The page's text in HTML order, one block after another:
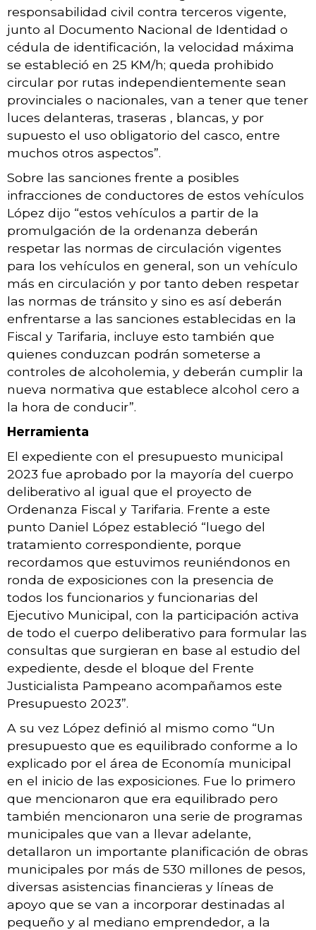
responsabilidad civil contra terceros vigente,
junto al Documento Nacional de Identidad o
cédula de identificación, la velocidad máxima
se estableció en 25 KM/h; queda prohibido
circular por rutas independientemente sean
provinciales o nacionales, van a tener que tener
luces delanteras, traseras , blancas, y por
supuesto el uso obligatorio del casco, entre
muchos otros aspectos”.
Sobre las sanciones frente a posibles
infracciones de conductores de estos vehículos
López dijo “estos vehículos a partir de la
promulgación de la ordenanza deberán
respetar las normas de circulación vigentes
para los vehículos en general, son un vehículo
más en circulación y por tanto deben respetar
las normas de tránsito y sino es así deberán
enfrentarse a las sanciones establecidas en la
Fiscal y Tarifaria, incluye esto también que
quienes conduzcan podrán someterse a
controles de alcoholemia, y deberán cumplir la
nueva normativa que establece alcohol cero a
la hora de conducir”.
Herramienta
El expediente con el presupuesto municipal
2023 fue aprobado por la mayoría del cuerpo
deliberativo al igual que el proyecto de
Ordenanza Fiscal y Tarifaria. Frente a este
punto Daniel López estableció “luego del
tratamiento correspondiente, porque
recordamos que estuvimos reuniéndonos en
ronda de exposiciones con la presencia de
todos los funcionarios y funcionarias del
Ejecutivo Municipal, con la participación activa
de todo el cuerpo deliberativo para formular las
consultas que surgieran en base al estudio del
expediente, desde el bloque del Frente
Justicialista Pampeano acompañamos este
Presupuesto 2023”.
A su vez López definió al mismo como “Un
presupuesto que es equilibrado conforme a lo
explicado por el área de Economía municipal
en el inicio de las exposiciones. Fue lo primero
que mencionaron que era equilibrado pero
también mencionaron una serie de programas
municipales que van a llevar adelante,
detallaron un importante planificación de obras
municipales por más de 530 millones de pesos,
diversas asistencias financieras y líneas de
apoyo que se van a incorporar destinadas al
pequeño y al mediano emprendedor, a la